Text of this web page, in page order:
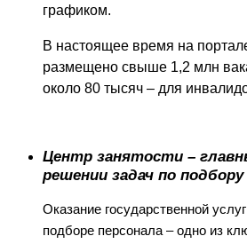
графиком.
В настоящее время на
размещено свыше 1,2 млн
около 80 тысяч – для
Центр занятости –
решении задач по подбору
Оказание государственной
подборе персонала – одно из